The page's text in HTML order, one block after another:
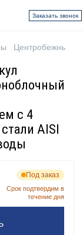
Заказать звонок
Центробежные
с 4
AISI
Под заказ
Срок подтвердим в
течение дня